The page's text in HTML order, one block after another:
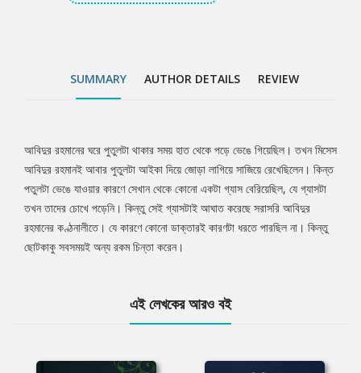
SUMMARY AUTHOR DETAILS REVIEW
Tab
Article
আবিদুর রহমানের ঘরে পুতুলটা থাকার সময় হাত থেকে পড়ে ভেঙে গিয়েছিল। তখন মিসেস
আবিদুর রহমানই আবার পুতুলটা আইকা দিয়ে জোড়া লাগিয়ে সাজিয়ে রেখেছিলেন। কিন্ত
পতুলটা ভেঙে যাওয়ার কারণে সেখান থেকে কোনো একটা গ্যাস বেরিয়েছিল, যে গ্যাসটা
তখন তাদের চোখে পড়েনি। কিন্তু সেই গ্যাসটাই আঘাত করেছে সরাসরি আবিদুর
রহমানের কণ্ঠনালীতে। যে কারণে কোনো ডাক্তারই কারণটা ধরতে পারছিল না। কিন্তু
ছোটকাকু সবসময়ই অন্য রকম চিন্তা করেন।
এই লেখকের আরও বই